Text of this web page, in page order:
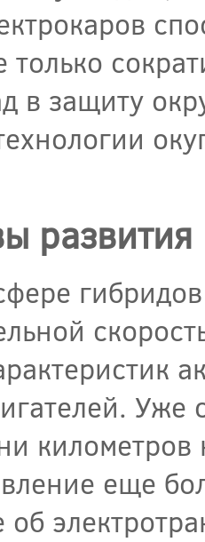
в защиту
Уже
еще
об